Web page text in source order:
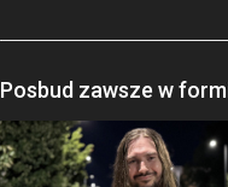
Posbud zawsze w